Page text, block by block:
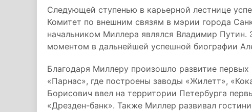
Следующей ступенью в карьерной лестнице
Комитет по внешним связям в мэрии города
начальником Миллера являлся Владимир Путин.
моментом в дальнейшей успешной биографии
Благодаря Миллеру произошло развитие
«Парнас», где построены заводы «Жилетт»,
Борисович ввел на территории Петербурга
«Дрезден-банк». Также Миллер развивал